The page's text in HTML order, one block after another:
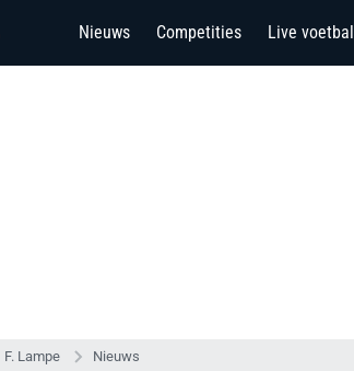
Nieuws Competities Live voetbal
F. Lampe Nieuws